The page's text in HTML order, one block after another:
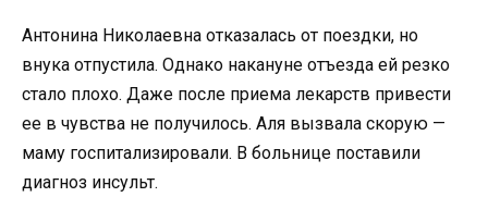
Антонина Николаевна отказалась от поездки, но
внука отпустила. Однако накануне отъезда ей резко
стало плохо. Даже после приема лекарств привести
ее в чувства не получилось. Аля вызвала скорую —
маму госпитализировали. В больнице поставили
диагноз инсульт.